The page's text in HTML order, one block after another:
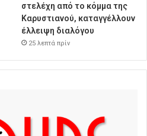
στελέχη από το κόμμα της
Καρυστιανού, καταγγέλλουν
έλλειψη διαλόγου
25 λεπτά πρίν